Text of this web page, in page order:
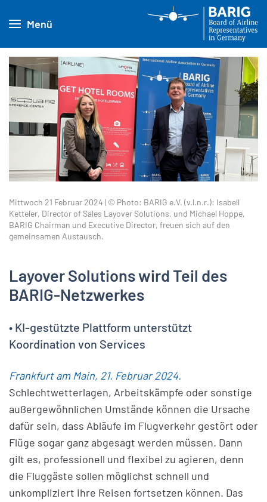
Menü
Mittwoch 21 Februar 2024 | © Photo: BARIG e.V. (v.l.n.r.): Isabell
Ketteler, Director of Sales Layover Solutions, und Michael Hoppe,
BARIG Chairman und Executive Director, freuen sich auf den
gemeinsamen Austausch.
Layover Solutions wird Teil des
BARIG-Netzwerkes
• KI-gestützte Plattform unterstützt
Koordination von Services
Frankfurt am Main, 21. Februar 2024.
Schlechtwetterlagen, Arbeitskämpfe oder sonstige
außergewöhnlichen Umstände können die Ursache
dafür sein, dass Abläufe im Flugverkehr gestört oder
Flüge sogar ganz abgesagt werden müssen. Dann
gilt es, professionell und flexibel zu agieren, denn
die Fluggäste sollen möglichst schnell und
unkompliziert ihre Reisen fortsetzen können. Das